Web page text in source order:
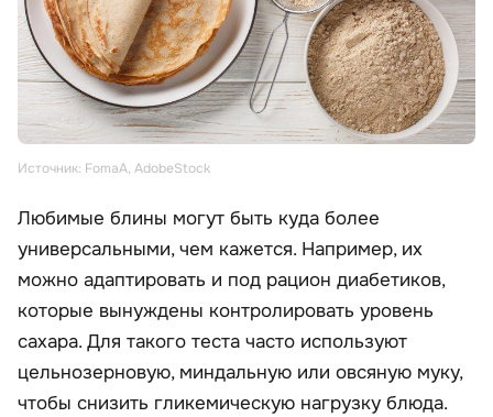
Источник: FomaA, AdobeStock
Любимые блины могут быть куда более
универсальными, чем кажется. Например, их
можно адаптировать и под рацион диабетиков,
которые вынуждены контролировать уровень
сахара. Для такого теста часто используют
цельнозерновую, миндальную или овсяную муку,
чтобы снизить гликемическую нагрузку блюда.